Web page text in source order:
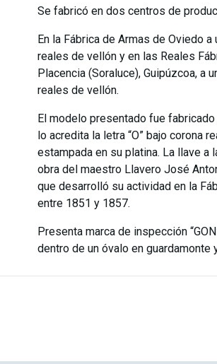
Se fabricó en dos centros de
En la Fábrica de Armas de Oviedo
reales de vellón y en las Reales
Placencia (Soraluce), Guipúzcoa, a
reales de vellón.
El modelo presentado fue
lo acredita la letra “O” bajo corona
estampada en su platina. La llave a
obra del maestro Llavero José
que desarrolló su actividad en la
entre 1851 y 1857.
Presenta marca de inspección
dentro de un óvalo en guardamonte